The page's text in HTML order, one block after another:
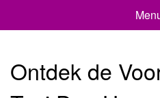
Ontdek de